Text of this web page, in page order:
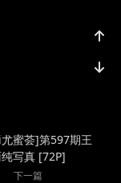
蜜荟]第597期王
写真 [72P]
下一篇